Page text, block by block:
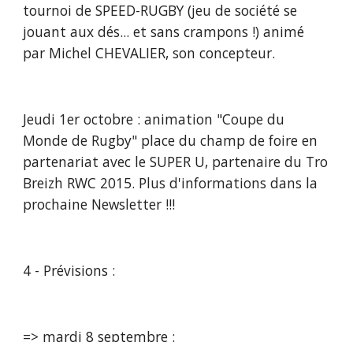
tournoi de SPEED-RUGBY (jeu de société se
jouant aux dés... et sans crampons !) animé
par Michel CHEVALIER, son concepteur.
Jeudi 1er octobre : animation "Coupe du
Monde de Rugby" place du champ de foire en
partenariat avec le SUPER U, partenaire du Tro
Breizh RWC 2015. Plus d'informations dans la
prochaine Newsletter !!!
4 - Prévisions :
=> mardi 8 septembre :